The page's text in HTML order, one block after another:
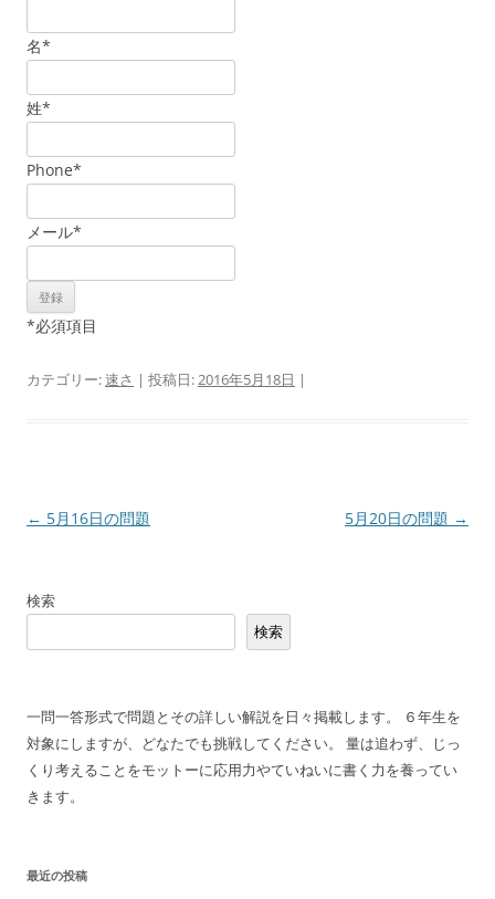
名*
姓*
Phone*
メール*
*必須項目
カテゴリー:速さ | 投稿日:2016年5月18日 |
投
ビ
ョ
ン
← 5月16日の問題 5月20日の問題 →
検索
検索
一問一答形式で問題とその詳しい解説を日々掲載します。 ６年生を
対象にしますが、どなたでも挑戦してください。 量は追わず、じっ
くり考えることをモットーに応用力やていねいに書く力を養ってい
きます。
最近の投稿